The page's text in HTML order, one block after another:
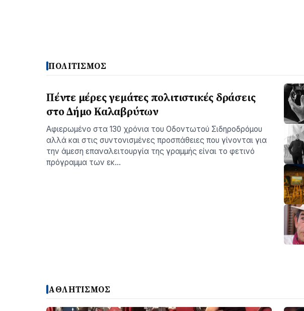
ΠΟΛΙΤΙΣΜΟΣ
Πέντε μέρες γεμάτες πολιτιστικές δράσεις
στο Δήμο Καλαβρύτων
Αφιερωμένο στα 130 χρόνια του Οδοντωτού Σιδηροδρόμου
αλλά και στις συντονισμένες προσπάθειες που γίνονται για
την άμεση επαναλειτουργία της γραμμής είναι το φετινό
πρόγραμμα των εκ…
ΑΘΛΗΤΙΣΜΟΣ